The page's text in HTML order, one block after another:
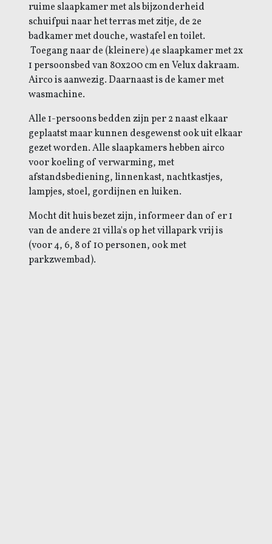
ruime slaapkamer met als bijzonderheid
schuifpui naar het terras met zitje, de 2e
badkamer met douche, wastafel en toilet.
Toegang naar de (kleinere) 4e slaapkamer met 2x
1 persoonsbed van 80x200 cm en Velux dakraam.
Airco is aanwezig. Daarnaast is de kamer met
wasmachine.
Alle 1-persoons bedden zijn per 2 naast elkaar
geplaatst maar kunnen desgewenst ook uit elkaar
gezet worden.Alle slaapkamers hebben airco
voor koeling of verwarming, met
afstandsbediening, linnenkast, nachtkastjes,
lampjes, stoel, gordijnen en luiken.
Mocht dit huis bezet zijn, informeer dan of er 1
van de andere 21 villa's op het villapark vrij is
(voor 4, 6, 8 of 10 personen, ook met
parkzwembad).